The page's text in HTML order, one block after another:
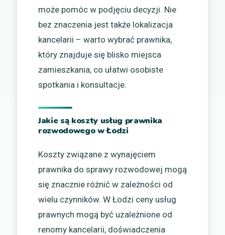
może pomóc w podjęciu decyzji. Nie
bez znaczenia jest także lokalizacja
kancelarii – warto wybrać prawnika,
który znajduje się blisko miejsca
zamieszkania, co ułatwi osobiste
spotkania i konsultacje.
Jakie są koszty usług prawnika
rozwodowego w Łodzi
Koszty związane z wynajęciem
prawnika do sprawy rozwodowej mogą
się znacznie różnić w zależności od
wielu czynników. W Łodzi ceny usług
prawnych mogą być uzależnione od
renomy kancelarii, doświadczenia